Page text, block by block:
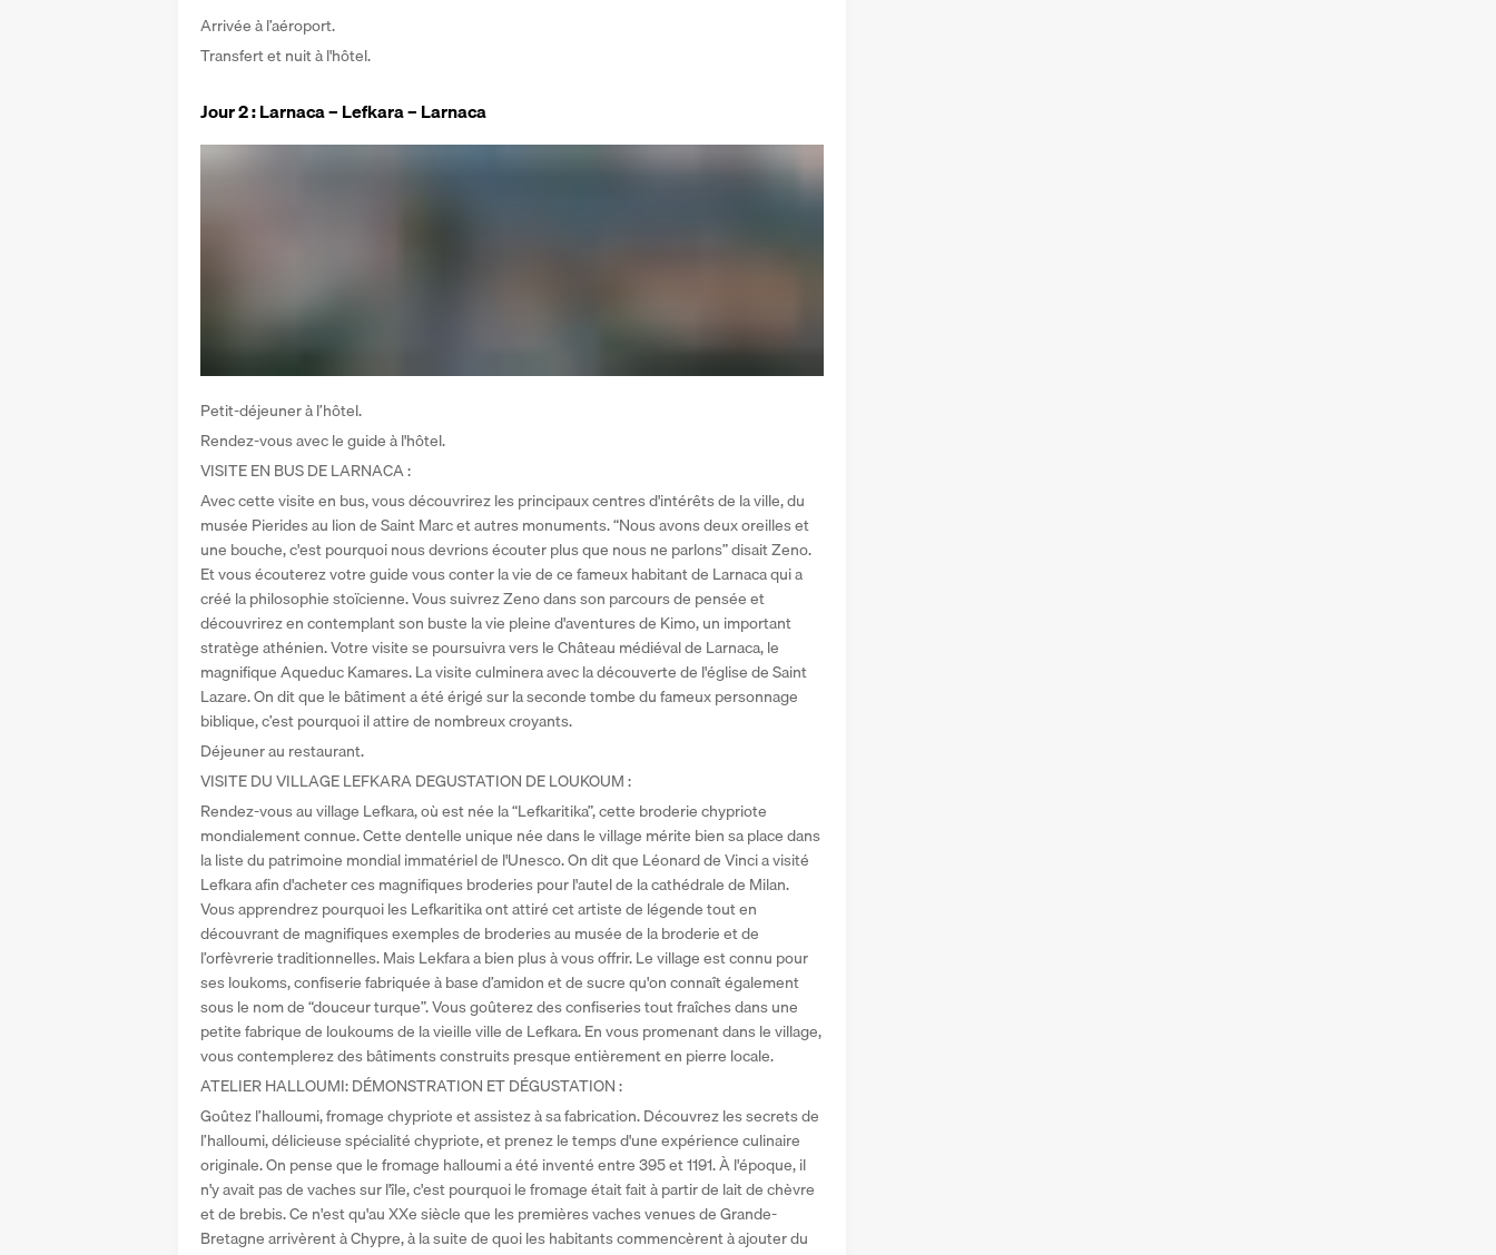
Arrivée à l’aéroport.
Transfert et nuit à l'hôtel.
Jour 2 : Larnaca – Lefkara – Larnaca
Petit-déjeuner à l’hôtel.
Rendez-vous avec le guide à l'hôtel.
VISITE EN BUS DE LARNACA :
Avec cette visite en bus, vous découvrirez les principaux centres d'intérêts de la ville, du
musée Pierides au lion de Saint Marc et autres monuments. “Nous avons deux oreilles et
une bouche, c'est pourquoi nous devrions écouter plus que nous ne parlons” disait Zeno.
Et vous écouterez votre guide vous conter la vie de ce fameux habitant de Larnaca qui a
créé la philosophie stoïcienne. Vous suivrez Zeno dans son parcours de pensée et
découvrirez en contemplant son buste la vie pleine d'aventures de Kimo, un important
stratège athénien. Votre visite se poursuivra vers le Château médiéval de Larnaca, le
magnifique Aqueduc Kamares. La visite culminera avec la découverte de l'église de Saint
Lazare. On dit que le bâtiment a été érigé sur la seconde tombe du fameux personnage
biblique, c’est pourquoi il attire de nombreux croyants.
Déjeuner au restaurant.
VISITE DU VILLAGE LEFKARA DEGUSTATION DE LOUKOUM :
Rendez-vous au village Lefkara, où est née la “Lefkaritika”, cette broderie chypriote
mondialement connue. Cette dentelle unique née dans le village mérite bien sa place dans
la liste du patrimoine mondial immatériel de l'Unesco. On dit que Léonard de Vinci a visité
Lefkara afin d'acheter ces magnifiques broderies pour l'autel de la cathédrale de Milan.
Vous apprendrez pourquoi les Lefkaritika ont attiré cet artiste de légende tout en
découvrant de magnifiques exemples de broderies au musée de la broderie et de
l’orfèvrerie traditionnelles. Mais Lekfara a bien plus à vous offrir. Le village est connu pour
ses loukoms, confiserie fabriquée à base d’amidon et de sucre qu'on connaît également
sous le nom de “douceur turque”. Vous goûterez des confiseries tout fraîches dans une
petite fabrique de loukoums de la vieille ville de Lefkara. En vous promenant dans le village,
vous contemplerez des bâtiments construits presque entièrement en pierre locale.
ATELIER HALLOUMI: DÉMONSTRATION ET DÉGUSTATION :
Goûtez l’halloumi, fromage chypriote et assistez à sa fabrication. Découvrez les secrets de
l’halloumi, délicieuse spécialité chypriote, et prenez le temps d'une expérience culinaire
originale. On pense que le fromage halloumi a été inventé entre 395 et 1191. À l'époque, il
n'y avait pas de vaches sur l'île, c'est pourquoi le fromage était fait à partir de lait de chèvre
et de brebis. Ce n'est qu'au XXe siècle que les premières vaches venues de Grande-
Bretagne arrivèrent à Chypre, à la suite de quoi les habitants commencèrent à ajouter du